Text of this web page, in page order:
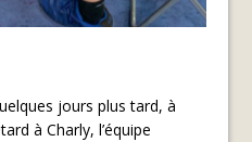
jours plus tard, à
à Charly, l’équipe